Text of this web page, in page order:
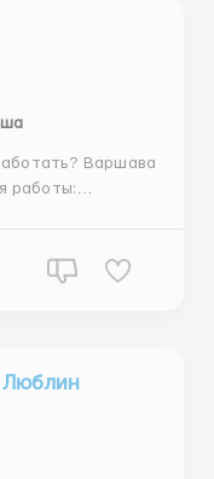
Люблин